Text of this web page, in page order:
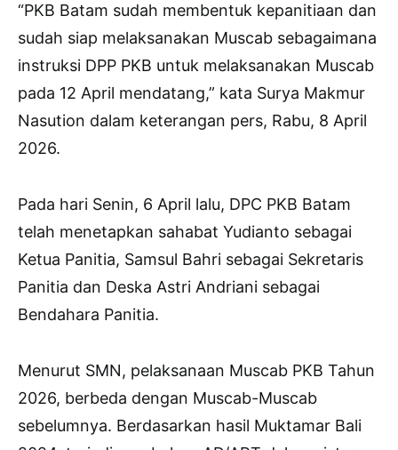
“PKB Batam sudah membentuk kepanitiaan dan
sudah siap melaksanakan Muscab sebagaimana
instruksi DPP PKB untuk melaksanakan Muscab
pada 12 April mendatang,” kata Surya Makmur
Nasution dalam keterangan pers, Rabu, 8 April
2026.
Pada hari Senin, 6 April lalu, DPC PKB Batam
telah menetapkan sahabat Yudianto sebagai
Ketua Panitia, Samsul Bahri sebagai Sekretaris
Panitia dan Deska Astri Andriani sebagai
Bendahara Panitia.
Menurut SMN, pelaksanaan Muscab PKB Tahun
2026, berbeda dengan Muscab-Muscab
sebelumnya. Berdasarkan hasil Muktamar Bali